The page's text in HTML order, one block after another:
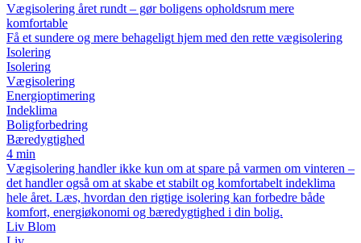
Vægisolering året rundt – gør boligens opholdsrum mere
komfortable
Få et sundere og mere behageligt hjem med den rette vægisolering
Isolering
Isolering
Vægisolering
Energioptimering
Indeklima
Boligforbedring
Bæredygtighed
4 min
Vægisolering handler ikke kun om at spare på varmen om vinteren –
det handler også om at skabe et stabilt og komfortabelt indeklima
hele året. Læs, hvordan den rigtige isolering kan forbedre både
komfort, energiøkonomi og bæredygtighed i din bolig.
Liv Blom